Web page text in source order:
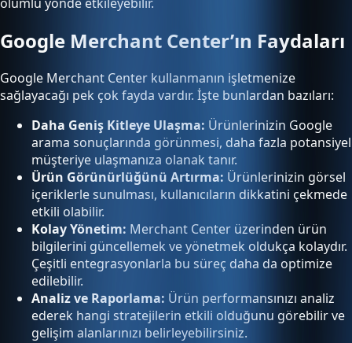
olumlu yönde etkileyebilir.
Google Merchant Center’ın Faydaları
Google Merchant Center kullanmanın işletmenize
sağlayacağı pek çok fayda vardır. İşte bunlardan bazıları:
Daha Geniş Kitleye Ulaşma: Ürünlerinizin Google
arama sonuçlarında görünmesi, daha fazla potansiyel
müşteriye ulaşmanıza olanak tanır.
Ürün Görünürlüğünü Artırma: Ürünlerinizin görsel
içeriklerle sunulması, kullanıcıların dikkatini çekmede
etkili olabilir.
Kolay Yönetim: Merchant Center üzerinden ürün
bilgilerini güncellemek ve yönetmek oldukça kolaydır.
Çeşitli entegrasyonlarla bu süreç daha da optimize
edilebilir.
Analiz ve Raporlama: Ürün performansınızı analiz
ederek hangi stratejilerin etkili olduğunu görebilir ve
gelişim alanlarınızı belirleyebilirsiniz.